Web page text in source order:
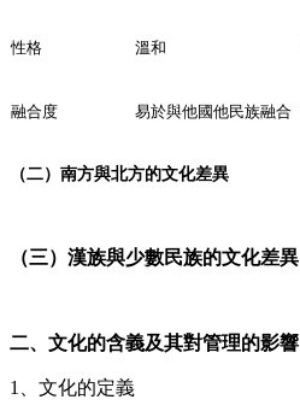
性格 溫和
融合度 易於與他國他民族融合
（二）南方與北方的文化差異
（三）漢族與少數民族的文化差異
二、文化的含義及其對管理的影響
1、文化的定義